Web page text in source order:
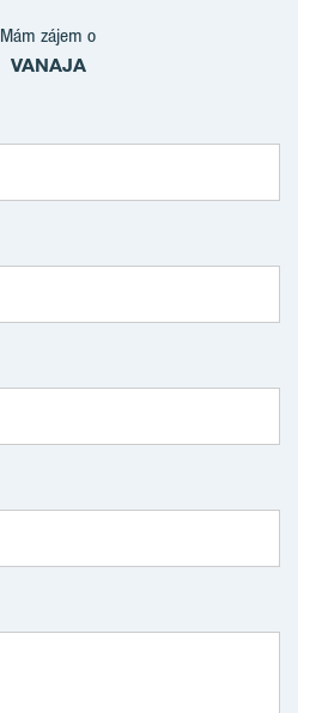
Mám zájem o
VANAJA